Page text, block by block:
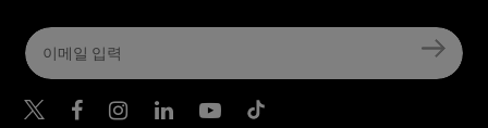
Belkin Twitter